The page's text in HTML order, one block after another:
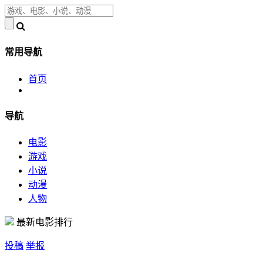
常用导航
首页
导航
电影
游戏
小说
动漫
人物
最新电影排行
投稿 举报